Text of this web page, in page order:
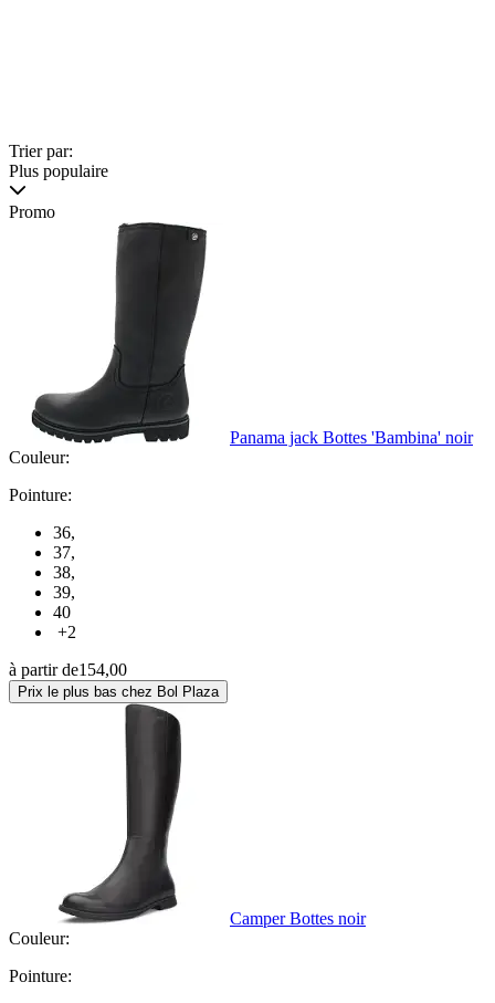
Trier par:
Plus populaire
Promo
Panama jack Bottes 'Bambina' noir
Couleur:
Pointure:
36,
37,
38,
39,
40
+2
à partir de154,00
Prix le plus bas chez Bol Plaza
Camper Bottes noir
Couleur:
Pointure: